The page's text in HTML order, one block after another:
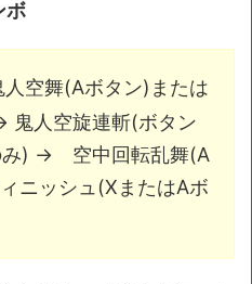
ボ
人空舞(Aボタン)または
鬼人空旋連斬(ボタン
み) → 空中回転乱舞(A
ニッシュ(XまたはAボ